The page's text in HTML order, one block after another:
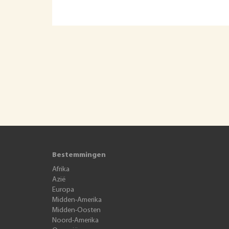
Bestemmingen
Afrika
Azië
Europa
Midden-Amerika
Midden-Oosten
Noord-Amerika